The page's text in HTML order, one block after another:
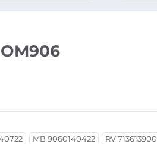
MB 9060140422
RV 713613900